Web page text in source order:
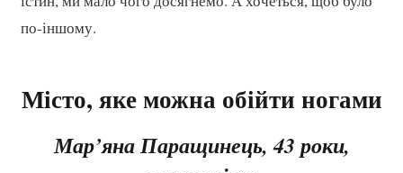
по-іншому.
Місто, яке можна обійти ногами
Мар’яна Паращинець, 43 роки,